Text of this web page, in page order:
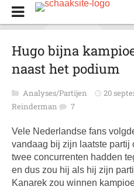
Hugo bijna
naast het podium
Analyses/Partijen 20
Reinderman
7
Vele Nederlandse fans
vandaag bij zijn laatste partij
twee concurrenten hadden
en dus zou hij als hij zijn
Kanarek zou winnen